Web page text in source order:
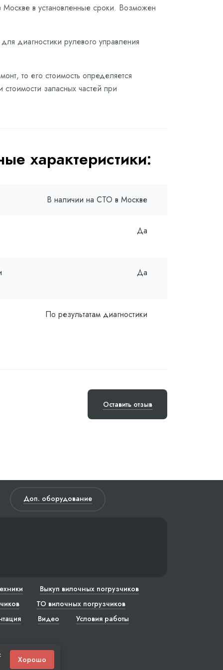
в установленные сроки. Возможен
диагностики рулевого управления
то его стоимость определяется
запасных частей при
характеристики:
В наличии на СТО в Москве
Да
Да
По результатам диагностики
Оставить отзыв
Доп. оборудование
Выкуп вилочных погрузчиков
ТО вилочных погрузчиков
Видео Условия работы
Хорошо